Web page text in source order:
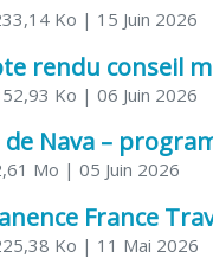
Ko | 15 Juin 2026
Ko | 06 Juin 2026
Mo | 05 Juin 2026
Ko | 11 Mai 2026